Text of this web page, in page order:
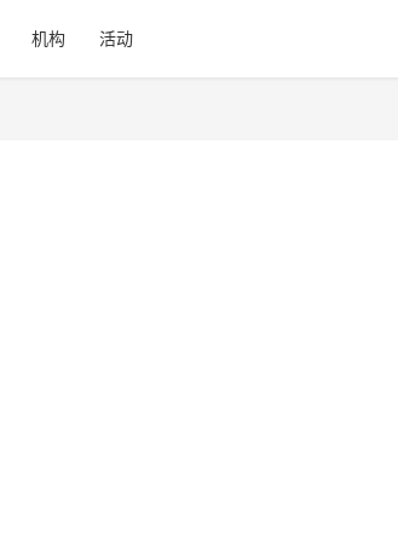
机构 活动